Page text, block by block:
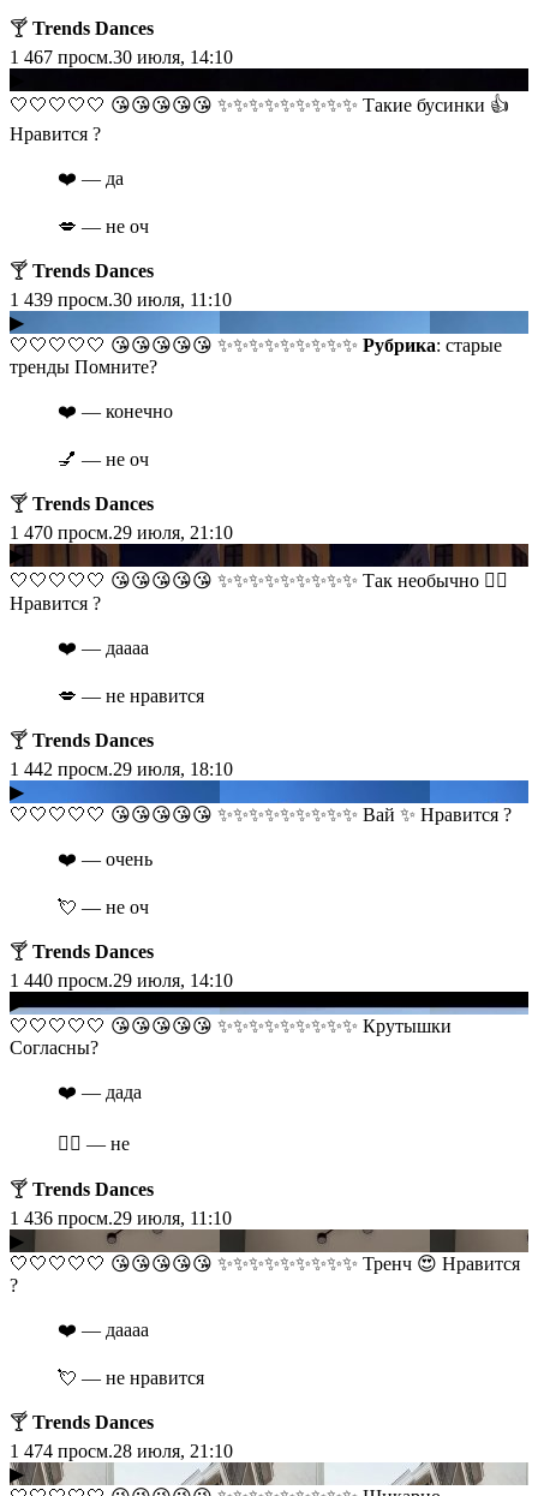
🍸 Trends Dances
1 467 просм.30 июля, 14:10
​​🤍🤍🤍🤍🤍 😘😘😘😘😘 ✨✨✨✨✨✨✨✨✨ Такие бусинки 👍
Нравится ?
❤️ — да
💋 — не оч
🍸 Trends Dances
1 439 просм.30 июля, 11:10
▶
​​🤍🤍🤍🤍🤍 😘😘😘😘😘 ✨✨✨✨✨✨✨✨✨ Рубрика: старые
тренды Помните?
❤️ — конечно
💅 — не оч
🍸 Trends Dances
1 470 просм.29 июля, 21:10
▶
​​🤍🤍🤍🤍🤍 😘😘😘😘😘 ✨✨✨✨✨✨✨✨✨ Так необычно ❤️‍🔥
Нравится ?
❤️ — даааа
💋 — не нравится
🍸 Trends Dances
1 442 просм.29 июля, 18:10
▶
​​🤍🤍🤍🤍🤍 😘😘😘😘😘 ✨✨✨✨✨✨✨✨✨ Вай ✨ Нравится ?
❤️ — очень
💘 — не оч
🍸 Trends Dances
1 440 просм.29 июля, 14:10
▶
​​🤍🤍🤍🤍🤍 😘😘😘😘😘 ✨✨✨✨✨✨✨✨✨ Крутышки
Согласны?
❤️ — дада
❤️‍🔥 — не
🍸 Trends Dances
1 436 просм.29 июля, 11:10
▶
​​🤍🤍🤍🤍🤍 😘😘😘😘😘 ✨✨✨✨✨✨✨✨✨ Тренч 😍 Нравится
?
❤️ — даааа
💘 — не нравится
🍸 Trends Dances
1 474 просм.28 июля, 21:10
▶